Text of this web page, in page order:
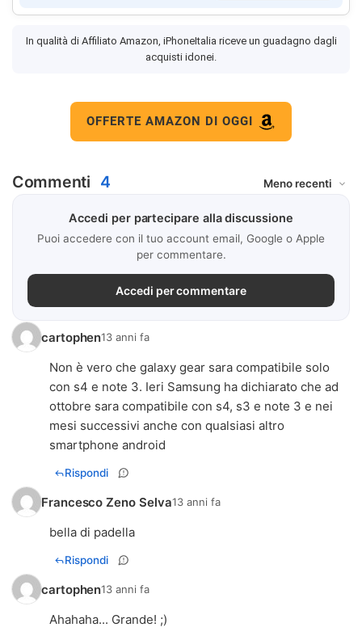
In qualità di Affiliato Amazon, iPhoneItalia riceve un guadagno dagli
acquisti idonei.
OFFERTE AMAZON DI OGGI
Commenti 4
Accedi per partecipare alla discussione
Puoi accedere con il tuo account email, Google o Apple
per commentare.
Accedi per commentare
cartophen13 anni fa
Non è vero che galaxy gear sara compatibile solo
con s4 e note 3. Ieri Samsung ha dichiarato che ad
ottobre sara compatibile con s4, s3 e note 3 e nei
mesi successivi anche con qualsiasi altro
smartphone android
Rispondi
Francesco Zeno Selva13 anni fa
bella di padella
Rispondi
cartophen13 anni fa
Ahahaha... Grande! ;)